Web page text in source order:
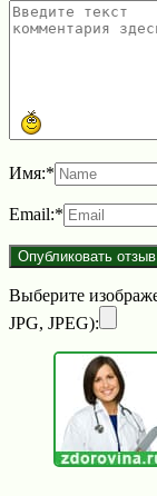
Имя:*
Email:*
Выберите
JPG, JPEG):